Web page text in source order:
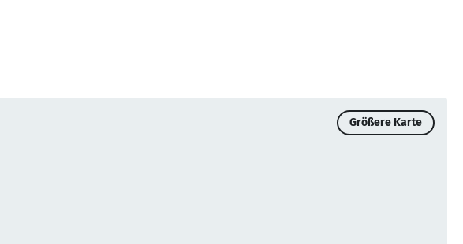
Größere Karte